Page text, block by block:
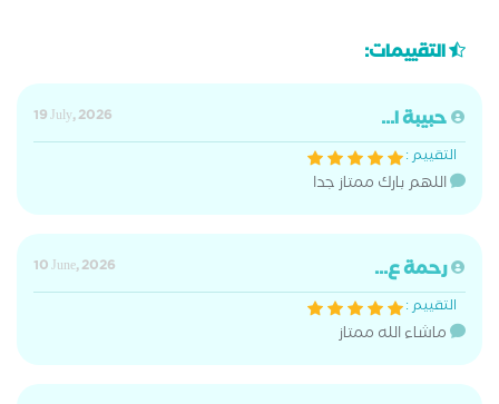
التقييمات:
حبيبة ا...
19 July, 2026
التقييم :
اللهم بارك ممتاز جدا
رحمة ع...
10 June, 2026
التقييم :
ماشاء الله ممتاز